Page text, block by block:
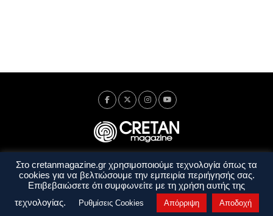
Ταυτότητα Πολιτική Απορρήτου
Όροι Χρήσης
Όροι και Προϋποθέσεις
Στο cretanmagazine.gr χρησιμοποιούμε τεχνολογία όπως τα
cookies για να βελτιώσουμε την εμπειρία περιήγησής σας.
Επιβεβαιώσετε ότι συμφωνείτε με τη χρήση αυτής της
τεχνολογίας.
Ρυθμίσεις Cookies Απόρριψη Αποδοχή